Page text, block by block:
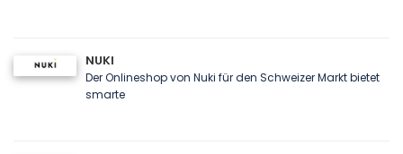
NUKI
Der Onlineshop von Nuki für den Schweizer Markt bietet
smarte